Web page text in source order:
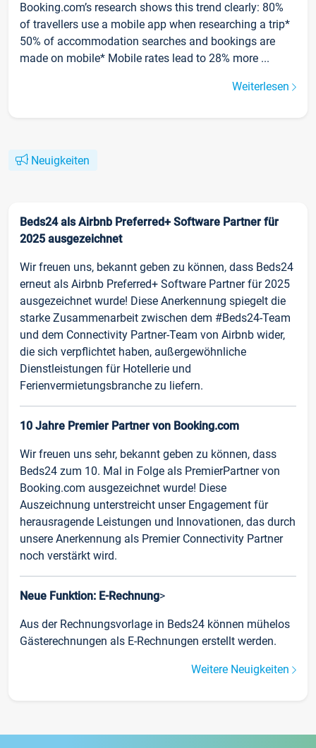
Booking.com’s research shows this trend clearly: 80%
of travellers use a mobile app when researching a trip*
50% of accommodation searches and bookings are
made on mobile* Mobile rates lead to 28% more ...
Weiterlesen
Neuigkeiten
Beds24 als Airbnb Preferred+ Software Partner für
2025 ausgezeichnet
Wir freuen uns, bekannt geben zu können, dass Beds24
erneut als Airbnb Preferred+ Software Partner für 2025
ausgezeichnet wurde! Diese Anerkennung spiegelt die
starke Zusammenarbeit zwischen dem #Beds24-Team
und dem Connectivity Partner-Team von Airbnb wider,
die sich verpflichtet haben, außergewöhnliche
Dienstleistungen für Hotellerie und
Ferienvermietungsbranche zu liefern.
10 Jahre Premier Partner von Booking.com
Wir freuen uns sehr, bekannt geben zu können, dass
Beds24 zum 10. Mal in Folge als PremierPartner von
Booking.com ausgezeichnet wurde! Diese
Auszeichnung unterstreicht unser Engagement für
herausragende Leistungen und Innovationen, das durch
unsere Anerkennung als Premier Connectivity Partner
noch verstärkt wird.
Neue Funktion: E-Rechnung>
Aus der Rechnungsvorlage in Beds24 können mühelos
Gästerechnungen als E-Rechnungen erstellt werden.
Weitere Neuigkeiten